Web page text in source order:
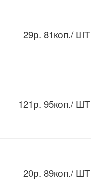
29р. 81коп./ ШТ
121р. 95коп./ ШТ
20р. 89коп./ ШТ